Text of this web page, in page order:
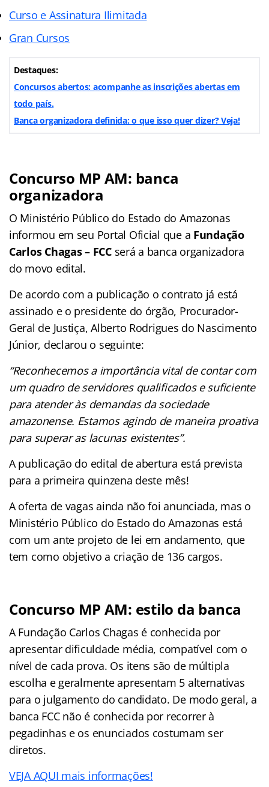
Curso e Assinatura Ilimitada
Gran Cursos
Destaques:
Concursos abertos: acompanhe as inscrições abertas em
todo país.
Banca organizadora definida: o que isso quer dizer? Veja!
Concurso MP AM: banca
organizadora
O Ministério Público do Estado do Amazonas
informou em seu Portal Oficial que a Fundação
Carlos Chagas – FCC será a banca organizadora
do movo edital.
De acordo com a publicação o contrato já está
assinado e o presidente do órgão, Procurador-
Geral de Justiça, Alberto Rodrigues do Nascimento
Júnior, declarou o seguinte:
“Reconhecemos a importância vital de contar com
um quadro de servidores qualificados e suficiente
para atender às demandas da sociedade
amazonense. Estamos agindo de maneira proativa
para superar as lacunas existentes”.
A publicação do edital de abertura está prevista
para a primeira quinzena deste mês!
A oferta de vagas ainda não foi anunciada, mas o
Ministério Público do Estado do Amazonas está
com um ante projeto de lei em andamento, que
tem como objetivo a criação de 136 cargos.
Concurso MP AM: estilo da banca
A Fundação Carlos Chagas é conhecida por
apresentar dificuldade média, compatível com o
nível de cada prova. Os itens são de múltipla
escolha e geralmente apresentam 5 alternativas
para o julgamento do candidato. De modo geral, a
banca FCC não é conhecida por recorrer à
pegadinhas e os enunciados costumam ser
diretos.
VEJA AQUI mais informações!